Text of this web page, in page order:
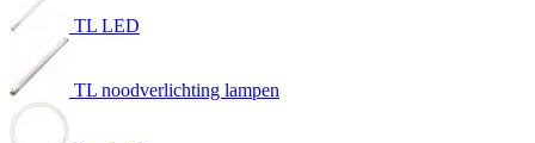
TL LED
TL noodverlichting lampen